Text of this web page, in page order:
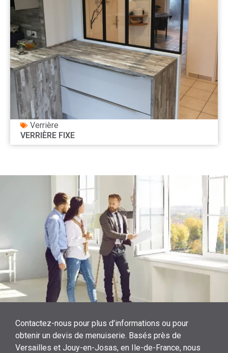
Verrière
VERRIÈRE FIXE
Contactez-nous pour plus d’informations ou pour
obtenir un devis de menuiserie. Basés près de
Versailles et Jouy-en-Josas, en Ile-de-France, nous